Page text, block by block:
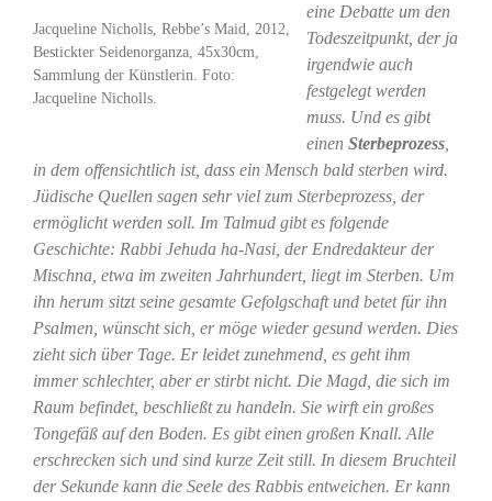
Jacqueline Nicholls, Rebbe’s Maid, 2012,
Bestickter Seidenorganza, 45x30cm,
Sammlung der Künstlerin. Foto:
Jacqueline Nicholls.
eine Debatte um den
Todeszeitpunkt, der ja
irgendwie auch
festgelegt werden
muss. Und es gibt
einen Sterbeprozess,
in dem offensichtlich ist, dass ein Mensch bald sterben wird.
Jüdische Quellen sagen sehr viel zum Sterbeprozess, der
ermöglicht werden soll. Im Talmud gibt es folgende
Geschichte: Rabbi Jehuda ha-Nasi, der Endredakteur der
Mischna, etwa im zweiten Jahrhundert, liegt im Sterben. Um
ihn herum sitzt seine gesamte Gefolgschaft und betet für ihn
Psalmen, wünscht sich, er möge wieder gesund werden. Dies
zieht sich über Tage. Er leidet zunehmend, es geht ihm
immer schlechter, aber er stirbt nicht. Die Magd, die sich im
Raum befindet, beschließt zu handeln. Sie wirft ein großes
Tongefäß auf den Boden. Es gibt einen großen Knall. Alle
erschrecken sich und sind kurze Zeit still. In diesem Bruchteil
der Sekunde kann die Seele des Rabbis entweichen. Er kann